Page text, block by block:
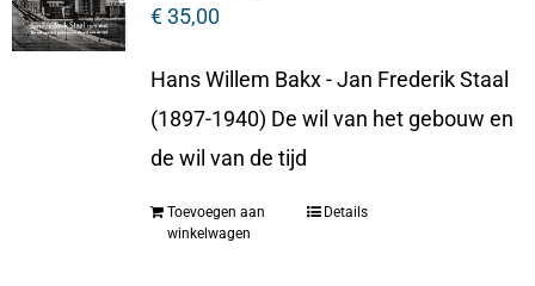
€35,00
Hans Willem Bakx - Jan Frederik Staal
(1897-1940) De wil van het gebouw en
de wil van de tijd
Toevoegen aan
winkelwagen
Details